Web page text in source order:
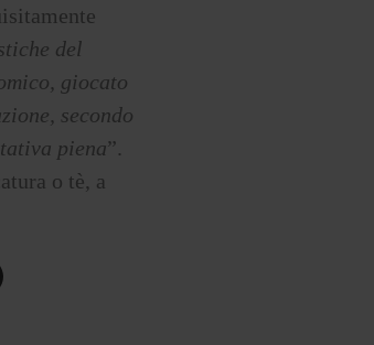
del
giocato
secondo
piena”.
o tè, a